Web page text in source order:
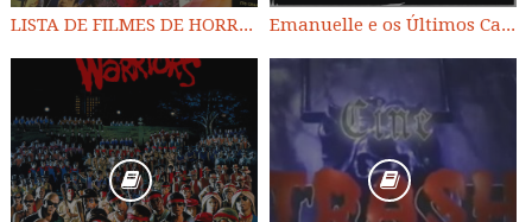
LISTA DE FILMES DE HORROR/ TRASH/ SUSPENSE/ SCI-FI/ EXPLOITATION E OUTROS Emanuelle e os Últimos Canibais